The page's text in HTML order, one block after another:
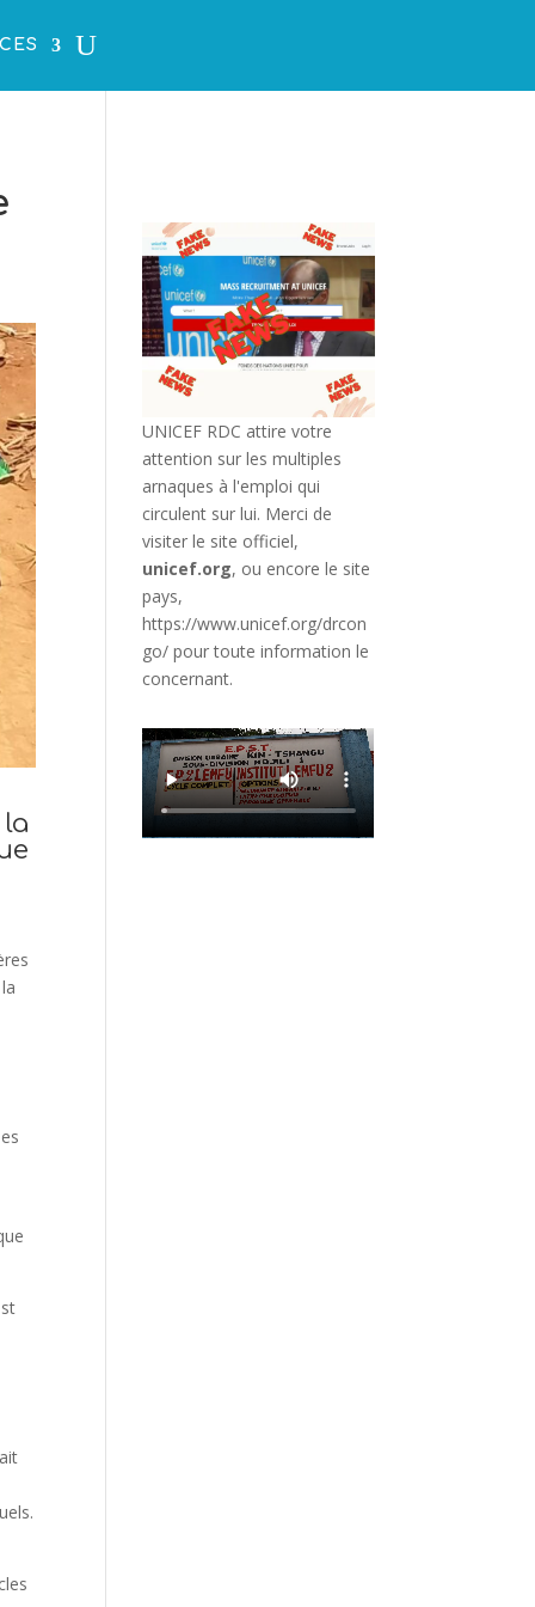
UNICEF RDC attire votre
attention sur les multiples
arnaques à l'emploi qui
circulent sur lui. Merci de
visiter le site officiel,
unicef.org, ou encore le site
pays,
https://www.unicef.org/drcon
go/ pour toute information le
concernant.